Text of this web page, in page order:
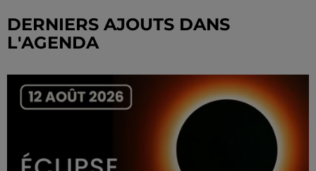
DERNIERS AJOUTS DANS
L'AGENDA